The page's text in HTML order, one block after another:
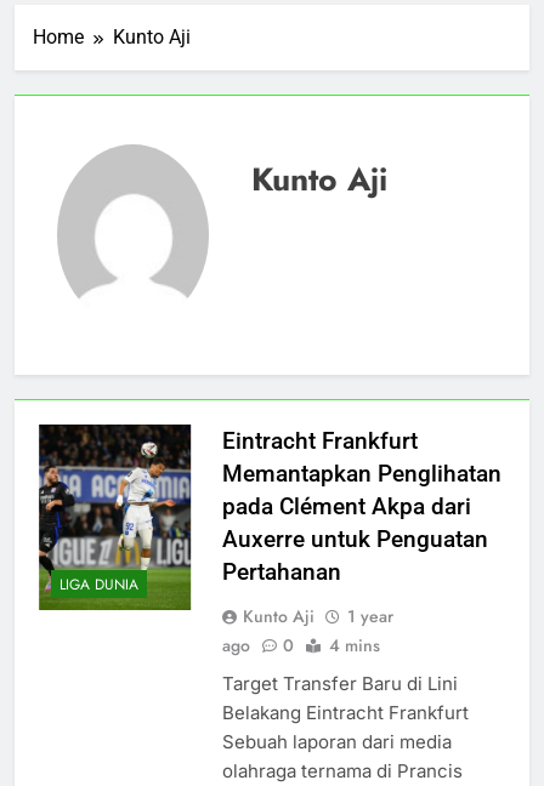
Home Kunto Aji
Kunto Aji
LIGA DUNIA
Eintracht Frankfurt
Memantapkan Penglihatan
pada Clément Akpa dari
Auxerre untuk Penguatan
Pertahanan
Kunto Aji
1 year
ago
0 4 mins
Target Transfer Baru di Lini
Belakang Eintracht Frankfurt
Sebuah laporan dari media
olahraga ternama di Prancis